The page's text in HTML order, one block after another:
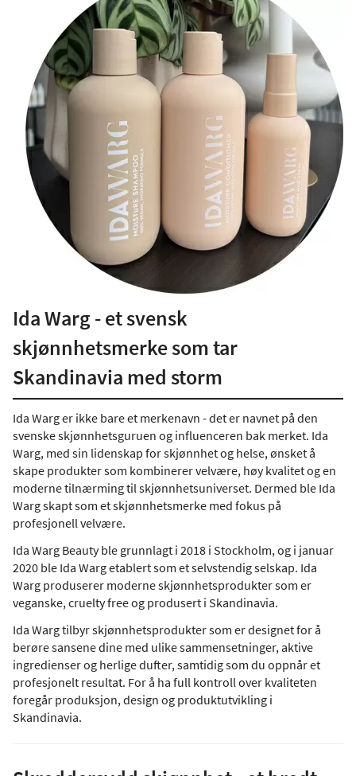
Ida Warg - et svensk
skjønnhetsmerke som tar
Skandinavia med storm
Ida Warg er ikke bare et merkenavn - det er navnet på den
svenske skjønnhetsguruen og influenceren bak merket. Ida
Warg, med sin lidenskap for skjønnhet og helse, ønsket å
skape produkter som kombinerer velvære, høy kvalitet og en
moderne tilnærming til skjønnhetsuniverset. Dermed ble Ida
Warg skapt som et skjønnhetsmerke med fokus på
profesjonell velvære.
Ida Warg Beauty ble grunnlagt i 2018 i Stockholm, og i januar
2020 ble Ida Warg etablert som et selvstendig selskap. Ida
Warg produserer moderne skjønnhetsprodukter som er
veganske, cruelty free og produsert i Skandinavia.
Ida Warg tilbyr skjønnhetsprodukter som er designet for å
berøre sansene dine med ulike sammensetninger, aktive
ingredienser og herlige dufter, samtidig som du oppnår et
profesjonelt resultat. For å ha full kontroll over kvaliteten
foregår produksjon, design og produktutvikling i
Skandinavia.